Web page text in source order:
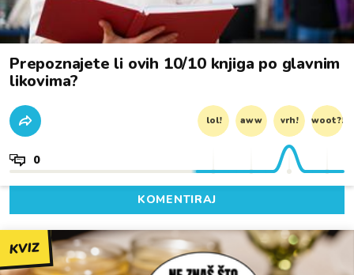
Prepoznajete li ovih 10/10 knjiga po glavnim
likovima?
lol! aww vrh! woot?!
0
KOMENTIRAJ
KVIZ